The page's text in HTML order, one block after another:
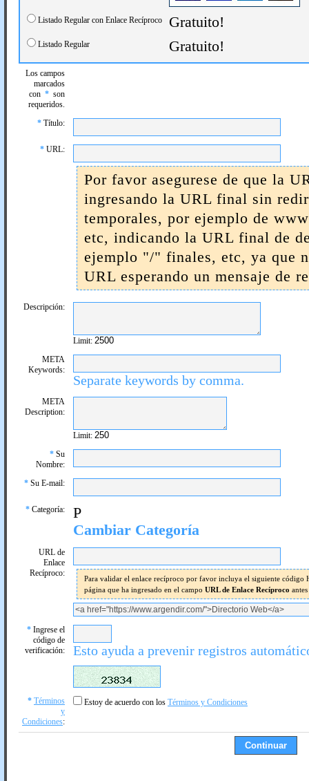
Listado Regular con Enlace Recíproco Gratuito!
Listado Regular Gratuito!
Los campos
marcados
con * son
requeridos.
* Título:
* URL:
Por favor asegurese de que la
ingresando la URL final sin
temporales, por ejemplo de
etc, indicando la URL final de
ejemplo "/" finales, etc, ya que
URL esperando un mensaje de
Descripción:
Limit:
META
Keywords:
Separate keywords by comma.
META
Description:
Limit:
* Su
Nombre:
* Su E-mail:
* Categoría:
P
Cambiar Categoría
URL de
Enlace
Recíproco:
Para validar el enlace recíproco por favor incluya el siguiente código
página que ha ingresado en el campo URL de Enlace Recíproco
* Ingrese el
código de
verificación:
Esto ayuda a prevenir registros
* Términos
y
Condiciones:
Estoy de acuerdo con los Términos y Condiciones